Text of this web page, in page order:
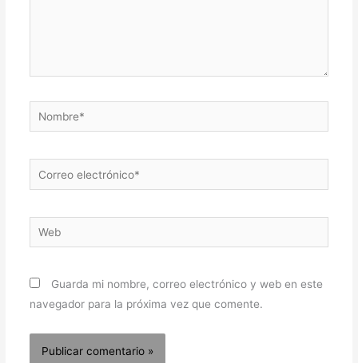
Nombre*
Correo
electrónico*
Web
Guarda mi nombre, correo electrónico y web en este
navegador para la próxima vez que comente.